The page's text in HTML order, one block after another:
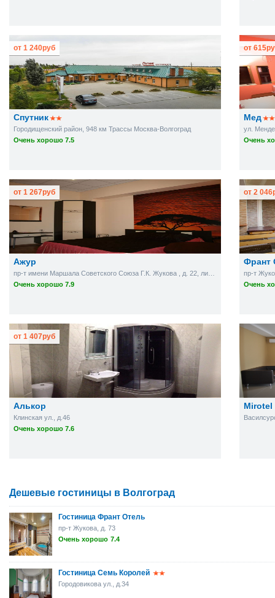
Спутник
Городищенский район, 948 км Трассы Москва-Волгоград
Очень хорошо 7.5
от 1 240руб
Мед
ул.
Очень
от 615
Ажур
Очень хорошо 7.9
от 1 267руб
Франт
пр-т
Очень
от 2 046
Алькор
Клинская ул., д.46
Очень хорошо 7.6
от 1 407руб
Mirotel
Дешевые гостиницы в Волгоград
Гостиница Франт Отель
пр-т Жукова, д. 73
Очень хорошо 7.4
Гостиница Семь Королей
Городовикова ул., д.34